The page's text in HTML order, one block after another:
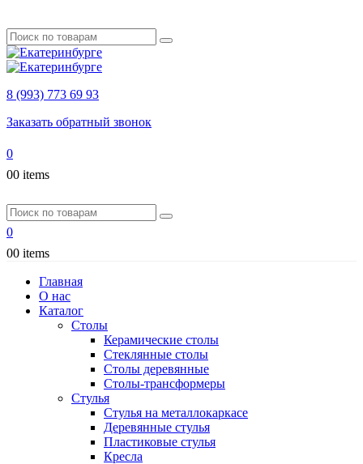
8 (993) 773 69 93
Заказать обратный звонок
0
00 items
0
00 items
Главная
О нас
Каталог
Столы
Керамические столы
Стеклянные столы
Столы деревянные
Столы-трансформеры
Стулья
Стулья на металлокаркасе
Деревянные стулья
Пластиковые стулья
Кресла